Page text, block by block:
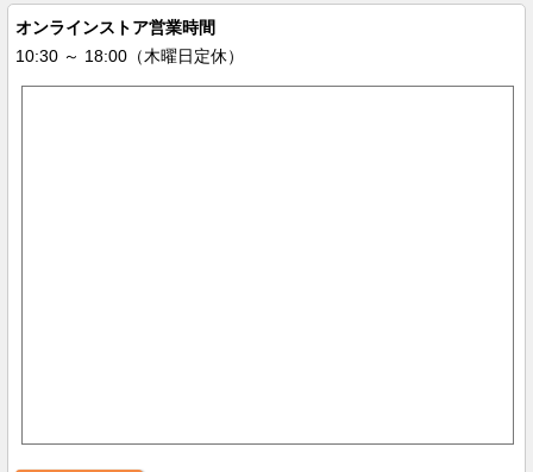
オンラインストア営業時間
10:30 ～ 18:00（木曜日定休）